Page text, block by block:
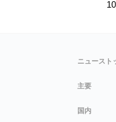
ニュースト
主要
国内